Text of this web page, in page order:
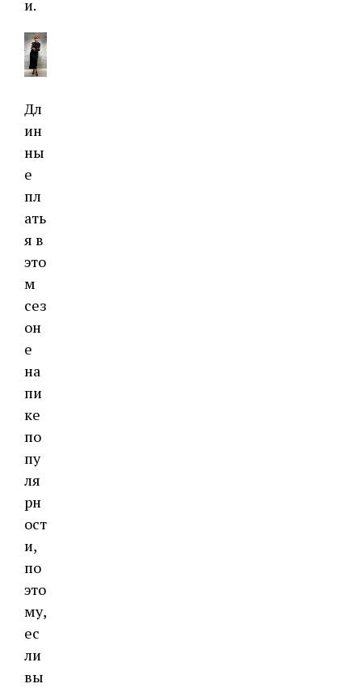
и.
Дл
ин
ны
е
пл
ать
я в
это
м
сез
он
е
на
пи
ке
по
пу
ля
рн
ост
и,
по
это
му,
ес
ли
вы